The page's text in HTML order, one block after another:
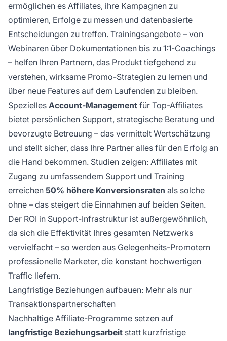
ermöglichen es Affiliates, ihre Kampagnen zu
optimieren, Erfolge zu messen und datenbasierte
Entscheidungen zu treffen. Trainingsangebote – von
Webinaren über Dokumentationen bis zu 1:1-Coachings
– helfen Ihren Partnern, das Produkt tiefgehend zu
verstehen, wirksame Promo-Strategien zu lernen und
über neue Features auf dem Laufenden zu bleiben.
Spezielles Account-Management für Top-Affiliates
bietet persönlichen Support, strategische Beratung und
bevorzugte Betreuung – das vermittelt Wertschätzung
und stellt sicher, dass Ihre Partner alles für den Erfolg an
die Hand bekommen. Studien zeigen: Affiliates mit
Zugang zu umfassendem Support und Training
erreichen 50% höhere Konversionsraten als solche
ohne – das steigert die Einnahmen auf beiden Seiten.
Der ROI in Support-Infrastruktur ist außergewöhnlich,
da sich die Effektivität Ihres gesamten Netzwerks
vervielfacht – so werden aus Gelegenheits-Promotern
professionelle Marketer, die konstant hochwertigen
Traffic liefern.
Langfristige Beziehungen aufbauen: Mehr als nur
Transaktionspartnerschaften
Nachhaltige Affiliate-Programme setzen auf
langfristige Beziehungsarbeit statt kurzfristige